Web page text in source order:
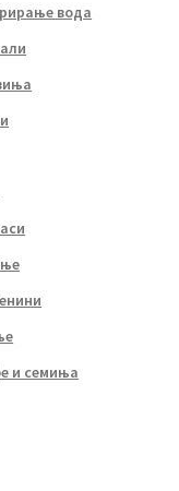
вода
и семиња